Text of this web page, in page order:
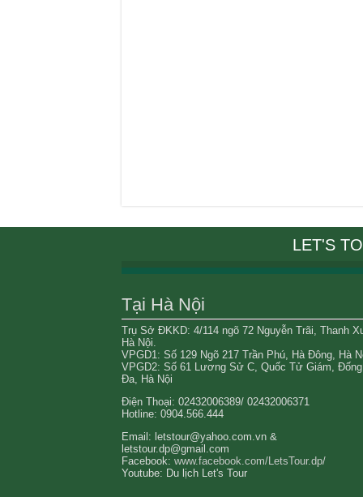
LET'S
Tại Hà Nội
Trụ Sở ĐKKD: 4/114 ngõ 72 Nguyễn Trãi, Thanh
Hà Nội.
VPGD1: Số 129 Ngõ 217 Trần Phú, Hà Đông, Hà
VPGD2: Số 61 Lương Sử C, Quốc Tử Giám, Đống
Đa, Hà Nội
Điện Thoại: 02432006389/ 02432006371
Hotline: 0904.566.444
Email: letstour@yahoo.com.vn &
letstour.dp@gmail.com
Facebook: www.facebook.com/LetsTour.dp/
Youtube: Du lịch Let's Tour